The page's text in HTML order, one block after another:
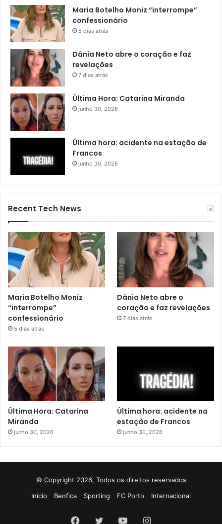
Maria Botelho Moniz “interrompe”
confessionário
5 dias atrás
Dânia Neto abre o coração e faz
revelações
7 dias atrás
Última Hora: Catarina Miranda
junho 30, 2026
Última hora: acidente na estação de
Francos
junho 30, 2026
Recent Tech News
Maria Botelho Moniz
“interrompe”
confessionário
5 dias atrás
Dânia Neto abre o
coração e faz revelações
7 dias atrás
Última Hora: Catarina
Miranda
junho 30, 2026
Última hora: acidente na
estação de Francos
junho 30, 2026
© Copyright 2026, Todos os direitos reservados
Início
Benfica Sporting FC Porto Internacional
Facebook
TwitterYouTubeInstagram